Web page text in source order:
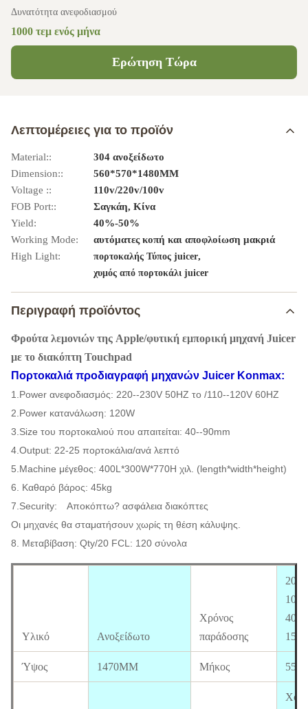
Δυνατότητα ανεφοδιασμού
1000 τεμ ενός μήνα
Ερώτηση Τώρα
Λεπτομέρειες για το προϊόν
Material::
304 ανοξείδωτο
Dimension::
560*570*1480MM
Voltage ::
110v/220v/100v
FOB Port::
Σαγκάη, Κίνα
Yield:
40%-50%
Working Mode:
αυτόματες κοπή και αποφλοίωση μακριά
High Light:
πορτοκαλής Τύπος juicer,
χυμός από πορτοκάλι juicer
Περιγραφή προϊόντος
Φρούτα λεμονιών της Apple/φυτική εμπορική μηχανή Juicer
με το διακόπτη Touchpad
Πορτοκαλιά προδιαγραφή μηχανών Juicer Konmax:
1.Power ανεφοδιασμός: 220--230V 50HZ το /110--120V 60HZ
2.Power κατανάλωση: 120W
3.Size του πορτοκαλιού που απαιτείται: 40--90mm
4.Output: 22-25 πορτοκάλια/ανά λεπτό
5.Machine μέγεθος: 400L*300W*770H χιλ. (length*width*height)
6. Καθαρό βάρος: 45kg
7.Security: Αποκόπτω? ασφάλεια διακόπτες
Οι μηχανές θα σταματήσουν χωρίς τη θέση κάλυψης.
8. Μεταβίβαση: Qty/20 FCL: 120 σύνολα
Υλικό Ανοξείδωτο
Χρόνος
παράδοσης
Ύψος 1470MM Μήκος
Xc-